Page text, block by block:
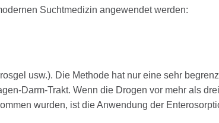
Suchtmedizin angewendet werden:
usw.). Die Methode hat nur eine sehr
Darm-Trakt. Wenn die Drogen vor mehr als drei
wurden, ist die Anwendung der